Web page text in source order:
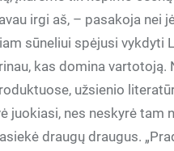
irgi aš, – pasakoja nei
sūneliui spėjusi vykdyti
kas domina vartotoją.
užsienio
juokiasi, nes neskyrė tam
draugų draugus.